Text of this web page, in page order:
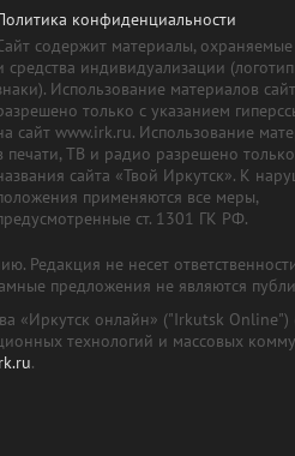
конфиденциальности
содержит материалы,
средства индивидуализации
Использование материалов
только с указанием
сайт www.irk.ru. Использование
печати, ТВ и радио разрешено
сайта «Твой Иркутск». К
применяются все меры,
ст. 1301 ГК РФ.
Редакция не несет
предложения не являются
«Иркутск онлайн» ("Irkutsk
технологий и массовых
.